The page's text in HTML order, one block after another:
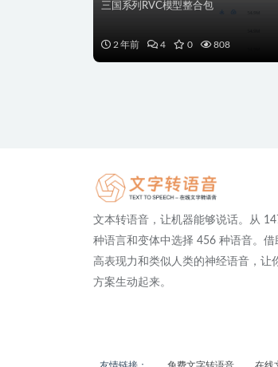
三国系列RVC模型整合包
2 年前 4 0 808
文本转语音，让机器能够说话。从
种语言和变体中选择 456 种语音。借
高表现力和类似人类的神经语音，让
方案生动起来。